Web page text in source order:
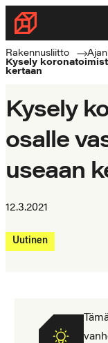
Siirry
suoraan
sisältöön
Rakennusliitto
Rakennusalan
ammattilaisten
Rakennusliitto
Kysely
kertaan
Kysely
osalle
useaan
12.3.2021
Uutinen